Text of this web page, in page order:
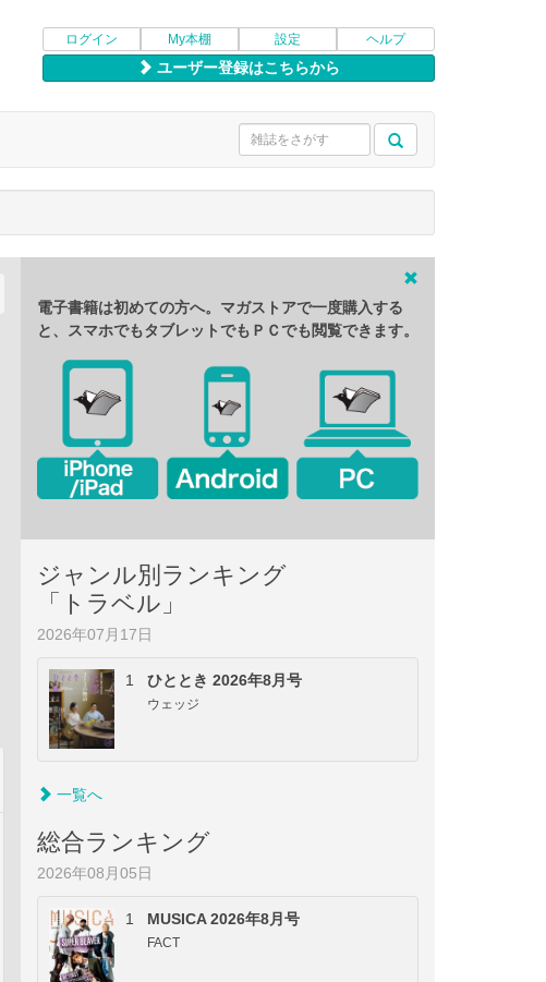
ログイン My本棚 設定 ヘルプ
ユーザー登録はこちらから
電子書籍は初めての方へ。マガストアで一度購入する
と、スマホでもタブレットでもＰＣでも閲覧できます。
ジャンル別ランキング
「トラベル」
2026年07月17日
1 ひととき 2026年8月号
ウェッジ
一覧へ
総合ランキング
2026年08月05日
1 MUSICA 2026年8月号
FACT